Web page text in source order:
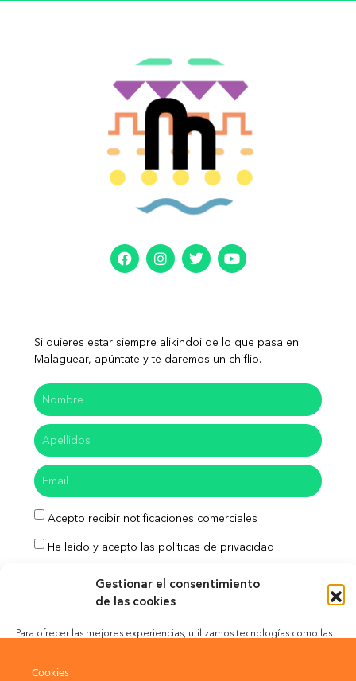
Gestionar el consentimiento
de las cookies
Para ofrecer las mejores experiencias, utilizamos tecnologías como las
el comportamiento de navegación o las identificaciones únicas en este
Si quieres estar siempre alikindoi de lo que pasa en
Malaguear, apúntate y te daremos un chiflio.
Acepto recibir notificaciones comerciales
He leído y acepto las políticas de privacidad
Cookies